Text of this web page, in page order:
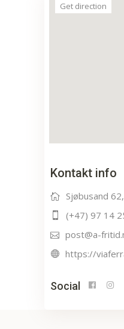
Get direction
Kontakt info
Sjøbusand
(+47) 97 14
post@a-
https://
Social